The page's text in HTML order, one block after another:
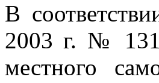
В
2003 г. №
местного